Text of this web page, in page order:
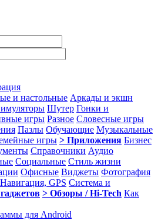
и настольные Аркады и экшн
Шутер Гонки и
игры Разное Словесные игры
Пазлы Обучающие Музыкальные
игры > Приложения Бизнес
Справочники Аудио
Социальные Стиль жизни
Офисные Виджеты Фотография
Навигация, GPS Система и
> Обзоры / Hi-Tech Как
для Android